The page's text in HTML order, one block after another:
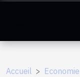
Accueil
Economie